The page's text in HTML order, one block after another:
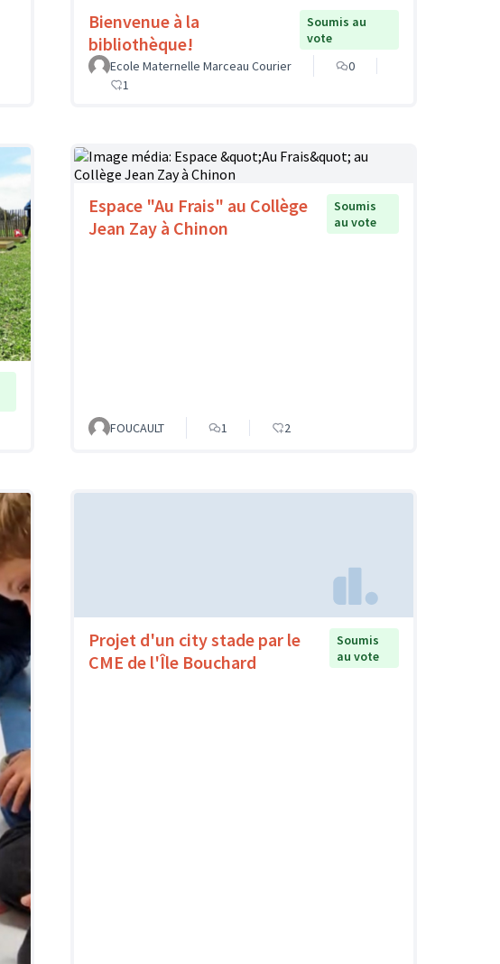
Bienvenue à la
bibliothèque!
Soumis au
vote
Ecole Maternelle Marceau Courier
0
1
Espace "Au Frais" au Collège
Jean Zay à Chinon
Soumis
au vote
FOUCAULT 1 2
Projet d'un city stade par le
CME de l'Île Bouchard
Soumis
au vote